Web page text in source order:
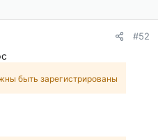
#52
быть зарегистрированы